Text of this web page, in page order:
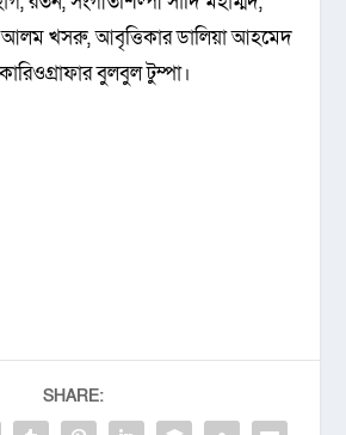
খসরু, আবৃত্তিকার ডালিয়া আহমেদ
বুলবুল টুম্পা।
SHARE: